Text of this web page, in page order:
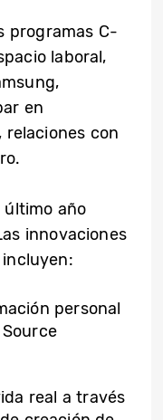
programas C-
laboral,
en
relaciones con
último año
innovaciones
personal
real a través